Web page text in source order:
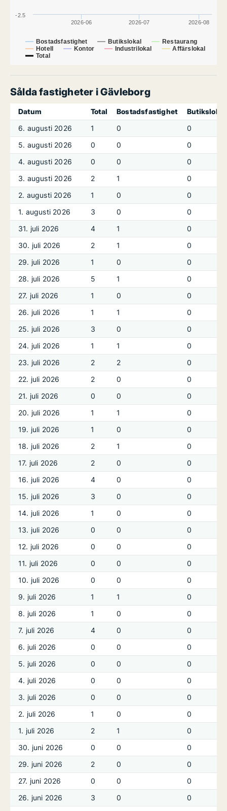
Bostadsfastighet Butikslokal
Restaurang
Hotell
Kontor Industrilokal
Affärslokal
Total
2026-06 2026-07 2026-08
-2.5
Sålda fastigheter i Gävleborg
Datum Total Bostadsfastighet
Butikslokal
6. augusti 2026
1 0
0
5. augusti 2026
0 0
0
4. augusti 2026
0 0
0
3. augusti 2026
2 1
0
2. augusti 2026
1 0
0
1. augusti 2026
3 0
0
31. juli 2026
4 1
0
30. juli 2026
2 1
0
29. juli 2026
1 0
0
28. juli 2026
5 1
0
27. juli 2026
1 0
0
26. juli 2026
1 1
0
25. juli 2026
3 0
0
24. juli 2026
1 1
0
23. juli 2026
2 2
0
22. juli 2026
2 0
0
21. juli 2026
0 0
0
20. juli 2026
1 1
0
19. juli 2026
1 0
0
18. juli 2026
2 1
0
17. juli 2026
2 0
0
16. juli 2026
4 0
0
15. juli 2026
3 0
0
14. juli 2026
1 0
0
13. juli 2026
0 0
0
12. juli 2026
0 0
0
11. juli 2026
0 0
0
10. juli 2026
0 0
0
9. juli 2026
1 1
0
8. juli 2026
1 0
0
7. juli 2026
4 0
0
6. juli 2026
0 0
0
5. juli 2026
0 0
0
4. juli 2026
0 0
0
3. juli 2026
0 0
0
2. juli 2026
1 0
0
1. juli 2026
2 1
0
30. juni 2026
0 0
0
29. juni 2026
2 0
0
27. juni 2026
0 0
0
26. juni 2026
3 0
0